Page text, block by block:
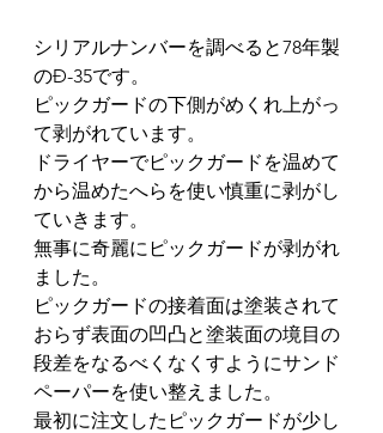
シリアルナンバーを調べると78年製
のÐ-35です。
ピックガードの下側がめくれ上がっ
て剥がれています。
ドライヤーでピックガードを温めて
から温めたへらを使い慎重に剥がし
ていきます。
無事に奇麗にピックガードが剥がれ
ました。
ピックガードの接着面は塗装されて
おらず表面の凹凸と塗装面の境目の
段差をなるべくなくすようにサンド
ペーパーを使い整えました。
最初に注文したピックガードが少し